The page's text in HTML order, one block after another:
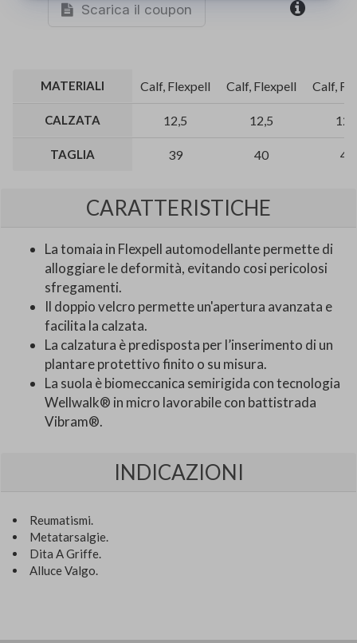
Scarica il coupon
MATERIALI Calf, Flexpell Calf, Flexpell Calf,
CALZATA 12,5 12,5
TAGLIA 39 40 41
CARATTERISTICHE
La tomaia in Flexpell automodellante permette di
alloggiare le deformità, evitando cosi pericolosi
sfregamenti.
Il doppio velcro permette un'apertura avanzata e
facilita la calzata.
La calzatura è predisposta per l’inserimento di un
plantare protettivo finito o su misura.
La suola è biomeccanica semirigida con tecnologia
Wellwalk® in micro lavorabile con battistrada
Vibram®.
INDICAZIONI
Reumatismi.
Metatarsalgie.
Dita A Griffe.
Alluce Valgo.